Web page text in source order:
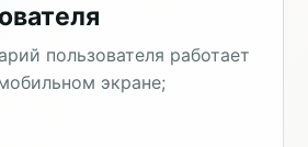
пользователя работает
экране;